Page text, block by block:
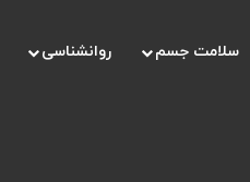
سلامت جسم روانشناسی